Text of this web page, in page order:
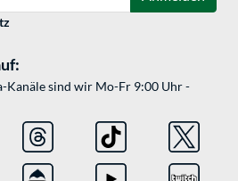
Kanäle sind wir Mo-Fr 9:00 Uhr -